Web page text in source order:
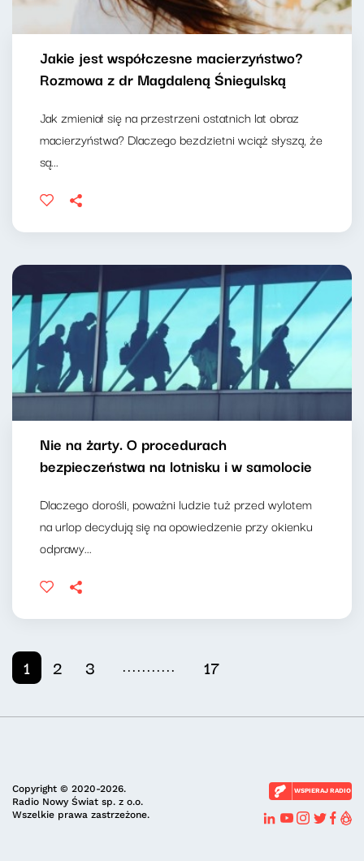
Jakie jest współczesne macierzyństwo?
Rozmowa z dr Magdaleną Śniegulską
Jak zmieniał się na przestrzeni ostatnich lat obraz
macierzyństwa? Dlaczego bezdzietni wciąż słyszą, że
są...
Nie na żarty. O procedurach
bezpieczeństwa na lotnisku i w samolocie
Dlaczego dorośli, poważni ludzie tuż przed wylotem
na urlop decydują się na opowiedzenie przy okienku
odprawy...
1 2 3 ........... 17
Copyright © 2020-2026.
Radio Nowy Świat sp. z o.o.
Wszelkie prawa zastrzeżone.
WSPIERAJ RADIO